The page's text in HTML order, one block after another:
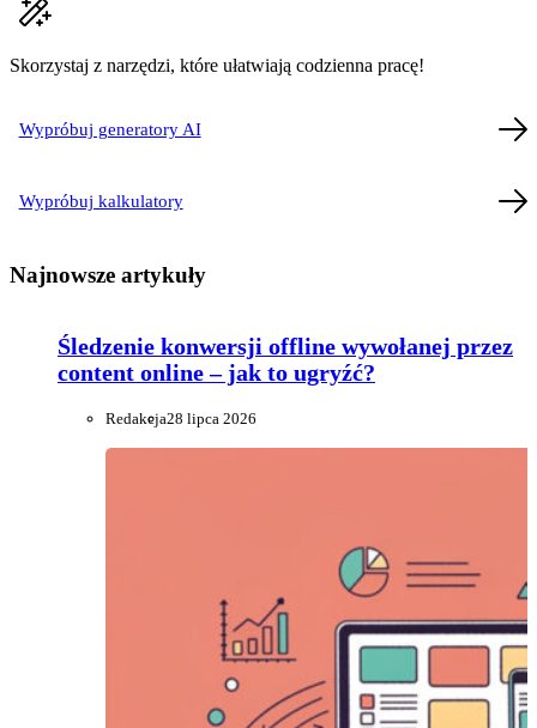
Skorzystaj z narzędzi, które ułatwiają codzienna pracę!
Wypróbuj generatory AI
Wypróbuj kalkulatory
Najnowsze artykuły
Śledzenie konwersji offline wywołanej przez
content online – jak to ugryźć?
Redakcja28 lipca 2026